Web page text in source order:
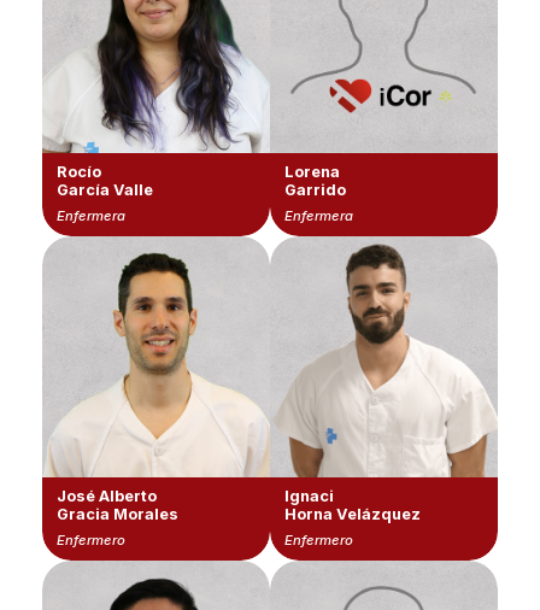
Rocío
García Valle
Enfermera
Lorena
Garrido
Enfermera
José Alberto
Gracia Morales
Enfermero
Ignaci
Horna Velázquez
Enfermero